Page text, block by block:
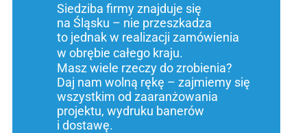
Siedziba firmy znajduje się
na Śląsku – nie przeszkadza
to jednak w realizacji zamówienia
w obrębie całego kraju.
Masz wiele rzeczy do zrobienia?
Daj nam wolną rękę – zajmiemy się
wszystkim od zaaranżowania
projektu, wydruku banerów
i dostawę.